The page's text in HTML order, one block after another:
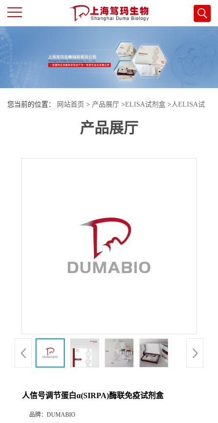
页
司
品
您当前的位置： 网站首页 > 产品展厅 >ELISA试剂盒 >人ELISA试
人信号调节蛋白α(SIRPA)酶联免疫试剂盒
产品展厅
人信号调节蛋白α(SIRPA)酶联免疫试剂盒
品牌： DUMABIO